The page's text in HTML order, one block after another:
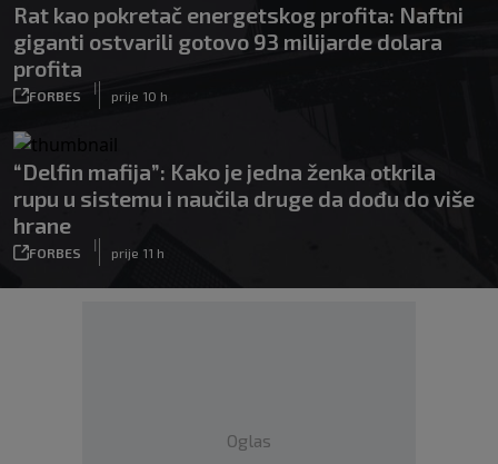
Rat kao pokretač energetskog profita: Naftni
giganti ostvarili gotovo 93 milijarde dolara
profita
FORBES
|
prije 10 h
“Delfin mafija”: Kako je jedna ženka otkrila
rupu u sistemu i naučila druge da dođu do više
hrane
FORBES
|
prije 11 h
Oglas